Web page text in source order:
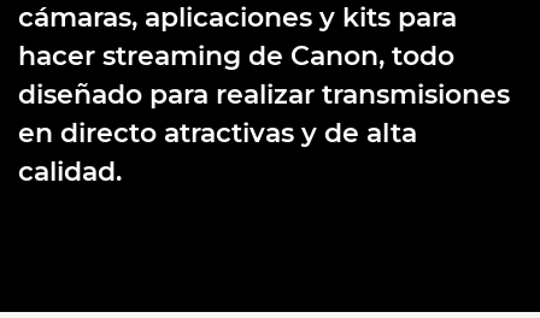
cámaras, aplicaciones y kits para
hacer streaming de Canon, todo
diseñado para realizar transmisiones
en directo atractivas y de alta
calidad.